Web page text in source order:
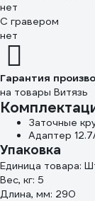
нет
С гравером
нет
Гарантия
на товары Витязь
Заточные
Адаптер
Упаковка
Единица товара:
Вес, кг: 5
Длина, мм: 290